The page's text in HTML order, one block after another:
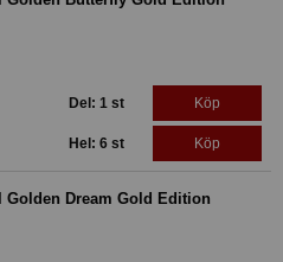
Del: 1 st Köp
Hel: 6 st Köp
Golden Dream Gold Edition